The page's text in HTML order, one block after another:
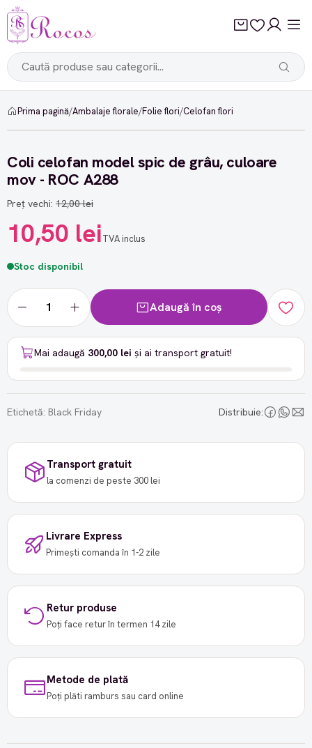
Prima pagină/Ambalaje florale/Folie flori/Celofan flori
-12%
Coli celofan model spic de grâu, culoare
mov - ROC A288
Preț vechi: 12,00 lei
10,50 leiTVA inclus
Stoc disponibil
Adaugă în coș
Mai adaugă 300,00 lei și ai transport gratuit!
Etichetă: Black Friday Distribuie:
Transport gratuit
la comenzi de peste 300 lei
Livrare Express
Primești comanda în 1-2 zile
Retur produse
Poți face retur în termen 14 zile
Metode de plată
Poți plăti ramburs sau card online